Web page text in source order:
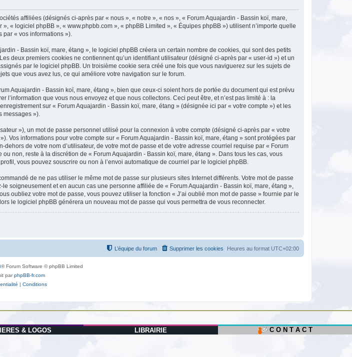
affiliées (désignés ci-après par « nous », « notre », « nos », « Forum Aquajardin - Bassin koï, mare,
« logiciel phpBB », « www.phpbb.com », « phpBB Limited », « Équipes phpBB ») utilisent n’importe quelle
par « vos informations »).
- Bassin koï, mare, étang », le logiciel phpBB créera un certain nombre de cookies, qui sont des petits
deux premiers cookies ne contiennent qu’un identifiant utilisateur (désigné ci-après par « user-id ») et un
par le logiciel phpBB. Un troisième cookie sera créé une fois que vous naviguerez sur les sujets de
que vous avez lus, ce qui améliore votre navigation sur le forum.
Aquajardin - Bassin koï, mare, étang », bien que ceux-ci soient hors de portée du document qui est prévu
que vous nous envoyez et que nous collectons. Ceci peut être, et n’est pas limité à : la
sur « Forum Aquajardin - Bassin koï, mare, étang » (désignée ici par « votre compte ») et les
messages »).
»), un mot de passe personnel utilisé pour la connexion à votre compte (désigné ci-après par « votre
informations pour votre compte sur « Forum Aquajardin - Bassin koï, mare, étang » sont protégées par
de votre nom d’utilisateur, de votre mot de passe et de votre adresse courriel requise par « Forum
non, reste à la discrétion de « Forum Aquajardin - Bassin koï, mare, étang ». Dans tous les cas, vous
vous pouvez souscrire ou non à l’envoi automatique de courriel par le logiciel phpBB.
de ne pas utiliser le même mot de passe sur plusieurs sites Internet différents. Votre mot de passe
soigneusement et en aucun cas une personne affiliée de « Forum Aquajardin - Bassin koï, mare, étang »,
oubliez votre mot de passe, vous pouvez utiliser la fonction « J’ai oublié mon mot de passe » fournie par le
le logiciel phpBB générera un nouveau mot de passe qui vous permettra de vous reconnecter.
Heures au format UTC+02:00
Supprimer les cookies
L’équipe du forum
® Forum Software © phpBB Limited
parphpBB-fr.com
| Conditions
& LOGOS LIBRAIRIE C O N T A C T